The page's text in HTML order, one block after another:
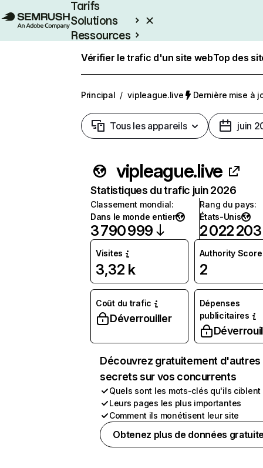
Tarifs
Solutions
Ressources
Vérifier le trafic d'un site webTop des
Principal / vipleague.live Dernière mise à
Tous les appareils juin
vipleague.live
Statistiques du trafic juin 2026
Classement mondial:
Dans le monde entier
3 790 999
Rang du pays:
États-Unis
2 022 203
Visites
3,32 k
Authority Score
2
Coût du trafic
Déverrouiller
Dépenses
publicitaires
Découvrez gratuitement d'autres
secrets sur vos concurrents
Quels sont les mots-clés qu'ils ciblent
Leurs pages les plus importantes
Comment ils monétisent leur site
Obtenez plus de données